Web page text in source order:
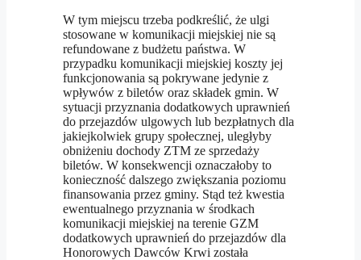
W tym miejscu trzeba podkreślić, że ulgi
stosowane w komunikacji miejskiej nie są
refundowane z budżetu państwa. W
przypadku komunikacji miejskiej koszty jej
funkcjonowania są pokrywane jedynie z
wpływów z biletów oraz składek gmin. W
sytuacji przyznania dodatkowych uprawnień
do przejazdów ulgowych lub bezpłatnych dla
jakiejkolwiek grupy społecznej, uległyby
obniżeniu dochody ZTM ze sprzedaży
biletów. W konsekwencji oznaczałoby to
konieczność dalszego zwiększania poziomu
finansowania przez gminy. Stąd też kwestia
ewentualnego przyznania w środkach
komunikacji miejskiej na terenie GZM
dodatkowych uprawnień do przejazdów dla
Honorowych Dawców Krwi została